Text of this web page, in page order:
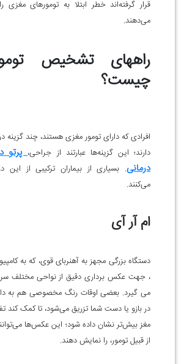
قرار گرفته‌اند خطر ابتلا به تومورهای مغزی
می‌دهند.
راههای تشخیص
چیست؟
افرادی که دارای تومور مغزی هستند، چند گزینه
دارند؛ این گزینه‌ها عبارتند از جراحی،پرتو
درمانی. بسیاری از بیماران ترکیبی از این
می‌کنند.
ام آر آی
دستگاه بزرگی مجهز به آهنربای قوی، که به
، جهت عکس برداری دقیق از نواحی مختلف سر
می گیرد. بعضی اوقات رنگ مخصوصی هم به
در بازو یا دست شما تزریق می‌شود، تا کمک کند
مغز بیش‌تر نشان داده شود؛ این عکس‌ها
از قبیل تومور، را نمایش دهند.